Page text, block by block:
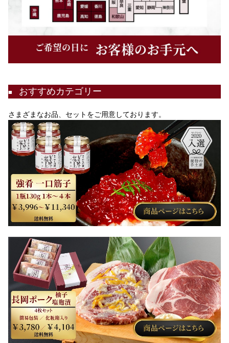
■ おすすめカテゴリー
さまざまなお品、セットをご用意しております。